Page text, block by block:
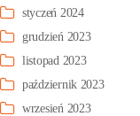
styczeń 2024
grudzień 2023
listopad 2023
październik 2023
wrzesień 2023